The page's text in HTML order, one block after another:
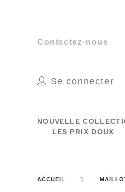
Contactez-nous
Se connecter
NOUVELLE
LES PRIX DOUX
ACCUEIL